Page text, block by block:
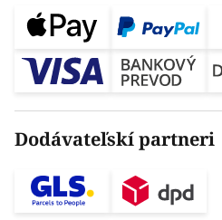
Dodávateľskí partneri